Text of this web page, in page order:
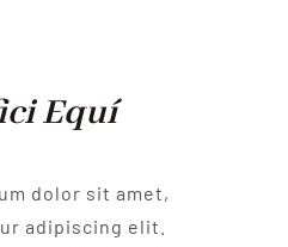
Equí
dolor sit amet,
adipiscing elit.